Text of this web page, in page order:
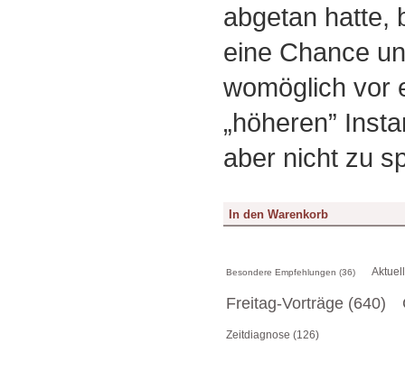
abgetan hatte,
eine Chance
womöglich vor
„höheren”
aber nicht zu
Besondere Empfehlungen (36)
Freitag-Vorträge (640)
Zeitdiagnose (126)